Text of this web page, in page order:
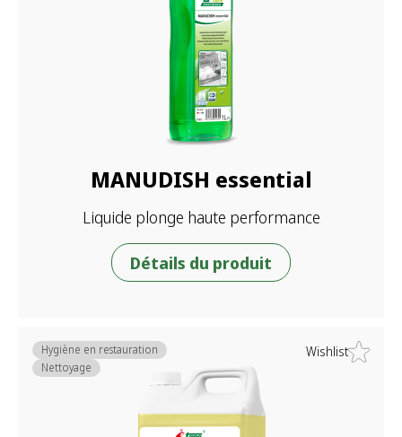
MANUDISH essential
Liquide plonge haute performance
Détails du produit
Wishlist
Hygiène en restauration
Nettoyage